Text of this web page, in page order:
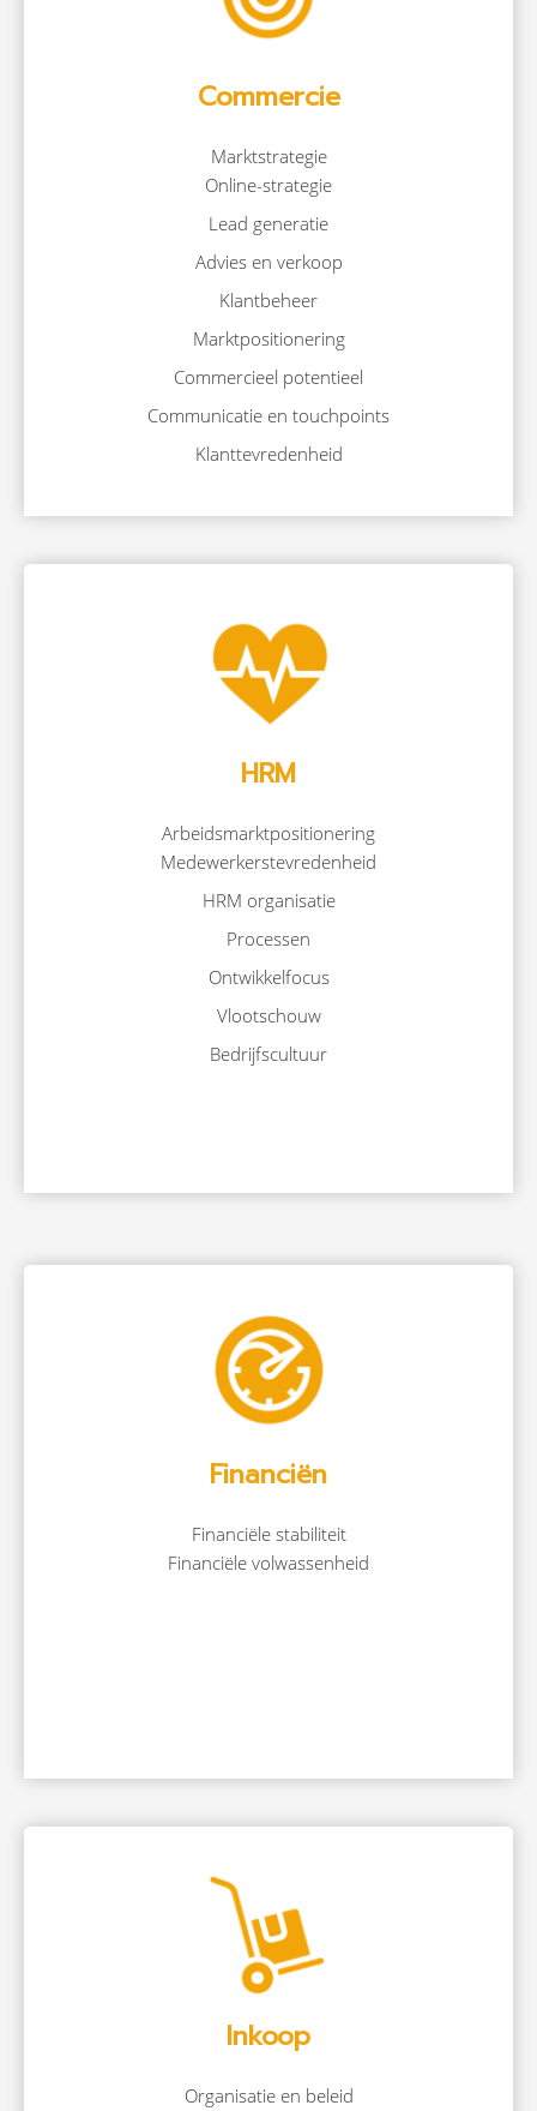
Commercie
Marktstrategie
Online-strategie
Lead generatie
Advies en verkoop
Klantbeheer
Marktpositionering
Commercieel potentieel
Communicatie en touchpoints
Klanttevredenheid
HRM
Arbeidsmarktpositionering
Medewerkerstevredenheid
HRM organisatie
Processen
Ontwikkelfocus
Vlootschouw
Bedrijfscultuur
Financiën
Financiële stabiliteit
Financiële volwassenheid
Inkoop
Organisatie en beleid